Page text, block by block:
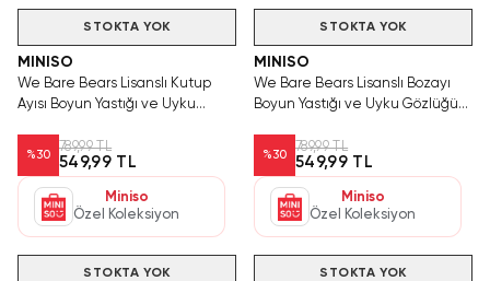
STOKTA YOK
MINISO
We Bare Bears Lisanslı Kutup
Ayısı Boyun Yastığı ve Uyku
Seyahat Yastığı
%30
789,99 TL
549,99 TL
Miniso
Özel Koleksiyon
STOKTA YOK
MINISO
We Bare Bears Lisanslı Bozayı
Boyun Yastığı ve Uyku Gözlüğü
Seyahat Seti
%30
789,99 TL
549,99 TL
Miniso
Özel Koleksiyon
STOKTA YOK STOKTA YOK